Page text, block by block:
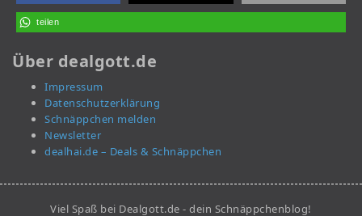
teilen
Über dealgott.de
Impressum
Datenschutzerklärung
Schnäppchen melden
Newsletter
dealhai.de – Deals & Schnäppchen
Viel Spaß bei Dealgott.de - dein Schnäppchenblog!